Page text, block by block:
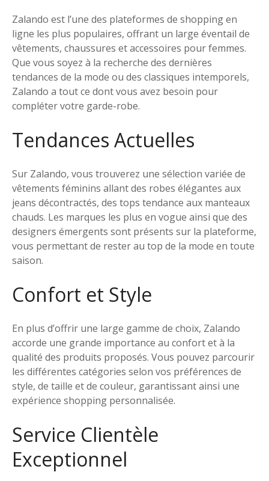
Zalando est l’une des plateformes de shopping en
ligne les plus populaires, offrant un large éventail de
vêtements, chaussures et accessoires pour femmes.
Que vous soyez à la recherche des dernières
tendances de la mode ou des classiques intemporels,
Zalando a tout ce dont vous avez besoin pour
compléter votre garde-robe.
Tendances Actuelles
Sur Zalando, vous trouverez une sélection variée de
vêtements féminins allant des robes élégantes aux
jeans décontractés, des tops tendance aux manteaux
chauds. Les marques les plus en vogue ainsi que des
designers émergents sont présents sur la plateforme,
vous permettant de rester au top de la mode en toute
saison.
Confort et Style
En plus d’offrir une large gamme de choix, Zalando
accorde une grande importance au confort et à la
qualité des produits proposés. Vous pouvez parcourir
les différentes catégories selon vos préférences de
style, de taille et de couleur, garantissant ainsi une
expérience shopping personnalisée.
Service Clientèle
Exceptionnel